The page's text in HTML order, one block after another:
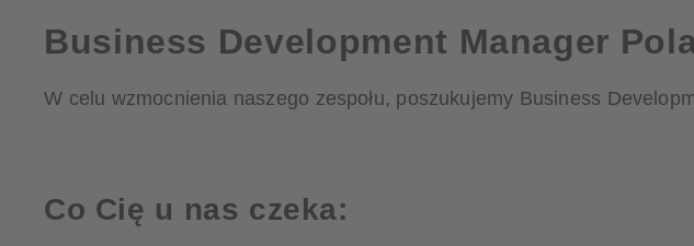
Business Development Manager
W celu wzmocnienia naszego zespołu, poszukujemy Business
Co Cię u nas czeka: